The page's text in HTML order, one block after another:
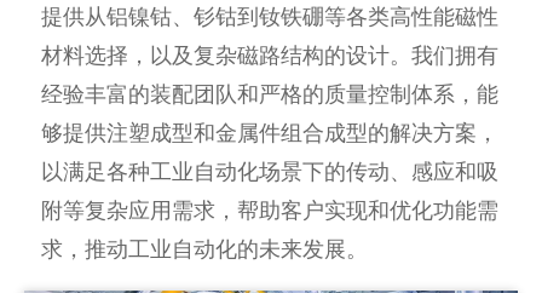
提供从铝镍钴、钐钴到钕铁硼等各类高性能磁性
材料选择，以及复杂磁路结构的设计。我们拥有
经验丰富的装配团队和严格的质量控制体系，能
够提供注塑成型和金属件组合成型的解决方案，
以满足各种工业自动化场景下的传动、感应和吸
附等复杂应用需求，帮助客户实现和优化功能需
求，推动工业自动化的未来发展。